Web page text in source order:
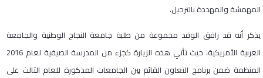
المهمشة والمهددة بالترحيل.
يذكر أنه قد رافق الوفد مجموعة من طلبة جامعة النجاح الوطنية والجامعة
العربية الأمريكية، حيث تأتي هذه الزيارة كجزء من المدرسة الصيفية لعام 2016
المنظمة ضمن برنامج التعاون القائم بين الجامعات المذكورة للعام الثالث على